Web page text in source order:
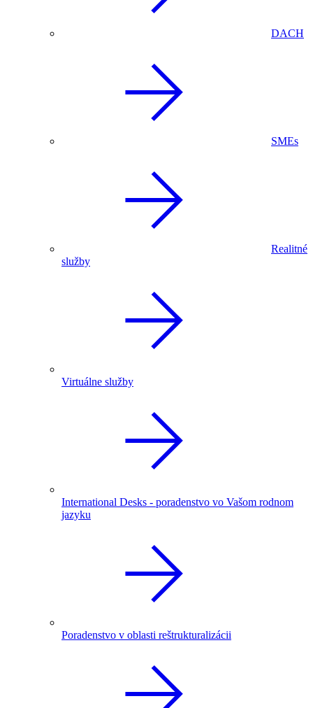
DACH
SMEs
Realitné
služby
Virtuálne služby
International Desks - poradenstvo vo Vašom rodnom
jazyku
Poradenstvo v oblasti reštrukturalizácii